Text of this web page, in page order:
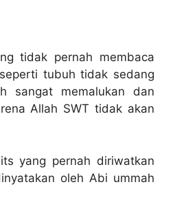
tidak pernah membaca
tubuh tidak sedang
sangat memalukan dan
Allah SWT tidak akan
yang pernah diriwatkan
oleh Abi ummah